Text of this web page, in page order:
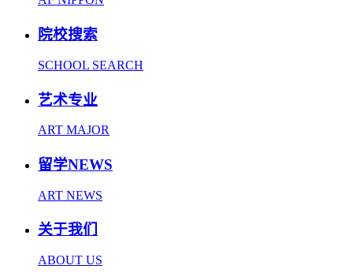
院校搜索
SCHOOL SEARCH
艺术专业
ART MAJOR
留学NEWS
ART NEWS
关于我们
ABOUT US